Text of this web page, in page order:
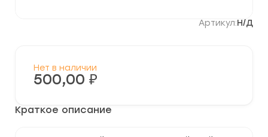
Артикул:Н/Д
Краткое описание
Нет в наличии
500,00 ₽